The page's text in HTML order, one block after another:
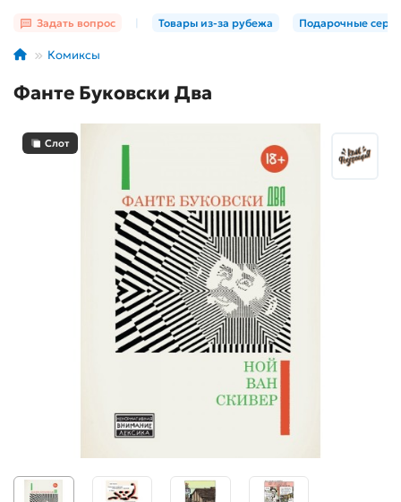
Задать вопрос Товары из-за рубежа Подарочные
Комиксы
Фанте Буковски Два
Слот